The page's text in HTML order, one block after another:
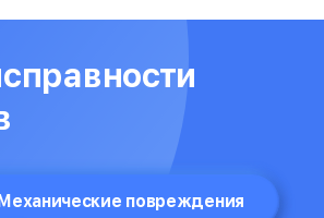
Механические повреждения